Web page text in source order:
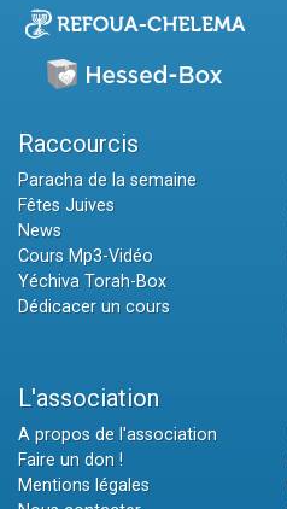
Raccourcis
Paracha de la semaine
Fêtes Juives
News
Cours Mp3-Vidéo
Yéchiva Torah-Box
Dédicacer un cours
L'association
A propos de l'association
Faire un don !
Mentions légales